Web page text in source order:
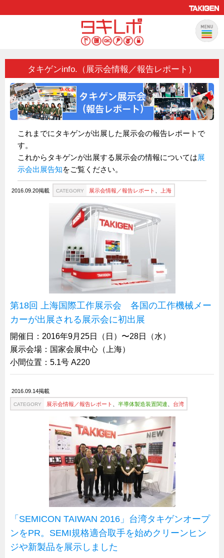
CATEGORY 製品情報
新製品ロケットニュース
ピックアップ製品
製品開発秘話
How to 動画
ハイセキュリティ錠前TAKシリーズ
staffシリーズ
モニターアーム
CFRP（炭素繊維強化プラスチック）
ソリューション
試作・特注品の事例集
SDGs配慮・脱炭素
配電盤・分電盤・キュービクル
医療・福祉・介護関連
ロボット・自動化装置関連
二次電池関連
農業関連
半導体製造装置関連
共同溝・無電柱化関連
サーバーラック・エンクロジャー
特装車・バス・トラック関連
フリーザー・フードマシナリー関連
自動販売機・自動改札機関連
鉄道車両・駅舎関連
CATEGORY 連載
営業、丸ごとフカボリ
タキゲンinfo.（展示会情報／報告レポート）
これまでにタキゲンが出展した展示会の報告レポートで
す。
これからタキゲンが出展する展示会の情報については展
示会出展告知をご覧ください。
2016.09.20掲載 CATEGORY 展示会情報／報告レポート 上海
第18回 上海国際工作展示会 各国の工作機械メー
カーが出展される展示会に初出展
開催日：2016年9月25日（日）〜28日（水）
展示会場：国家会展中心（上海）
小間位置：5.1号 A220
2016.09.14掲載
CATEGORY 展示会情報／報告レポート 半導体製造装置関連 台湾
「SEMICON TAIWAN 2016」台湾タキゲンオープ
ンをPR。SEMI規格適合取手を始めクリーンヒン
ジや新製品を展示しました